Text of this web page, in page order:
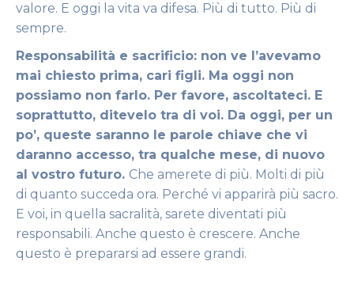
valore. E oggi la vita va difesa. Più di tutto. Più di
sempre.
Responsabilità e sacrificio: non ve l’avevamo
mai chiesto prima, cari figli. Ma oggi non
possiamo non farlo. Per favore, ascoltateci. E
soprattutto, ditevelo tra di voi. Da oggi, per un
po’, queste saranno le parole chiave che vi
daranno accesso, tra qualche mese, di nuovo
al vostro futuro. Che amerete di più. Molti di più
di quanto succeda ora. Perché vi apparirà più sacro.
E voi, in quella sacralità, sarete diventati più
responsabili. Anche questo è crescere. Anche
questo è prepararsi ad essere grandi.